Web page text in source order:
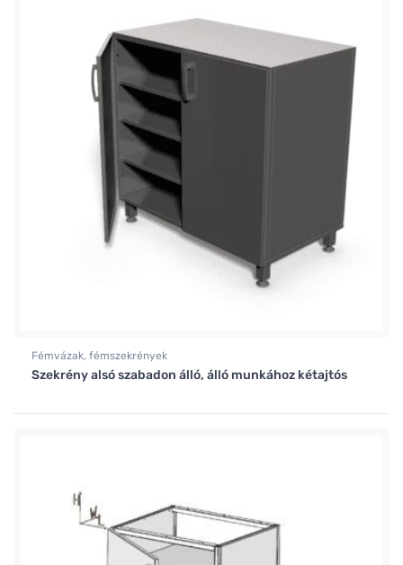
Fémvázak, fémszekrények
Szekrény alsó szabadon álló, álló munkához kétajtós